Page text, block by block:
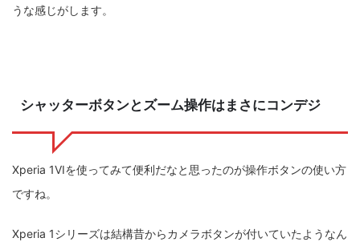
うな感じがします。
シャッターボタンとズーム操作はまさにコンデジ
Xperia 1VIを使ってみて便利だなと思ったのが操作ボタンの使い方
ですね。
Xperia 1シリーズは結構昔からカメラボタンが付いていたようなん